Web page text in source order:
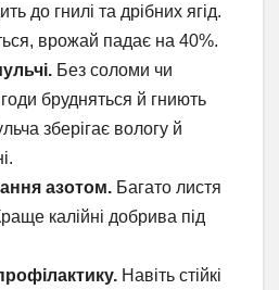
до гнилі та дрібних ягід.
врожай падає на 40%.
Без соломи чи
брудняться й гниють
зберігає вологу й
азотом. Багато листя
калійні добрива під
Навіть стійкі